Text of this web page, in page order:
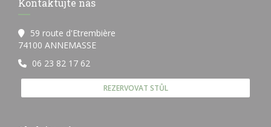
Kontaktujte nás
59 route d'Etrembière
74100 ANNEMASSE((otevře se v novém okně))
06 23 82 17 62
REZERVOVAT STŮL